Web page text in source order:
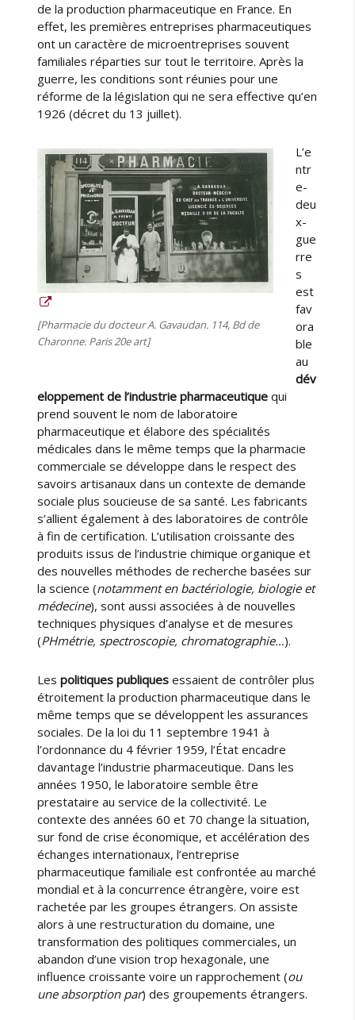
h
i
r
e
e
l
a
h
i
m
i
l
1
1
de la production pharmaceutique en France. En
effet, les premières entreprises pharmaceutiques
ont un caractère de microentreprises souvent
familiales réparties sur tout le territoire. Après la
guerre, les conditions sont réunies pour une
réforme de la législation qui ne sera effective qu’en
1926 (décret du 13 juillet).
[Pharmacie du docteur A. Gavaudan. 114, Bd de
Charonne. Paris 20e art]
L’e
ntr
e-
deu
x-
gue
rre
s
est
fav
ora
ble
au
dév
eloppement de l’industrie pharmaceutique qui
prend souvent le nom de laboratoire
pharmaceutique et élabore des spécialités
médicales dans le même temps que la pharmacie
commerciale se développe dans le respect des
savoirs artisanaux dans un contexte de demande
sociale plus soucieuse de sa santé. Les fabricants
s’allient également à des laboratoires de contrôle
à fin de certification. L’utilisation croissante des
produits issus de l’industrie chimique organique et
des nouvelles méthodes de recherche basées sur
la science (notamment en bactériologie, biologie et
médecine), sont aussi associées à de nouvelles
techniques physiques d’analyse et de mesures
(PHmétrie, spectroscopie, chromatographie…).
Lespolitiques publiques essaient de contrôler plus
étroitement la production pharmaceutique dans le
même temps que se développent les assurances
sociales. De la loi du 11 septembre 1941 à
l’ordonnance du 4 février 1959, l’État encadre
davantage l’industrie pharmaceutique. Dans les
années 1950, le laboratoire semble être
prestataire au service de la collectivité. Le
contexte des années 60 et 70 change la situation,
sur fond de crise économique, et accélération des
échanges internationaux, l’entreprise
pharmaceutique familiale est confrontée au marché
mondial et à la concurrence étrangère, voire est
rachetée par les groupes étrangers. On assiste
alors à une restructuration du domaine, une
transformation des politiques commerciales, un
abandon d’une vision trop hexagonale, une
influence croissante voire un rapprochement (ou
une absorption par) des groupements étrangers.